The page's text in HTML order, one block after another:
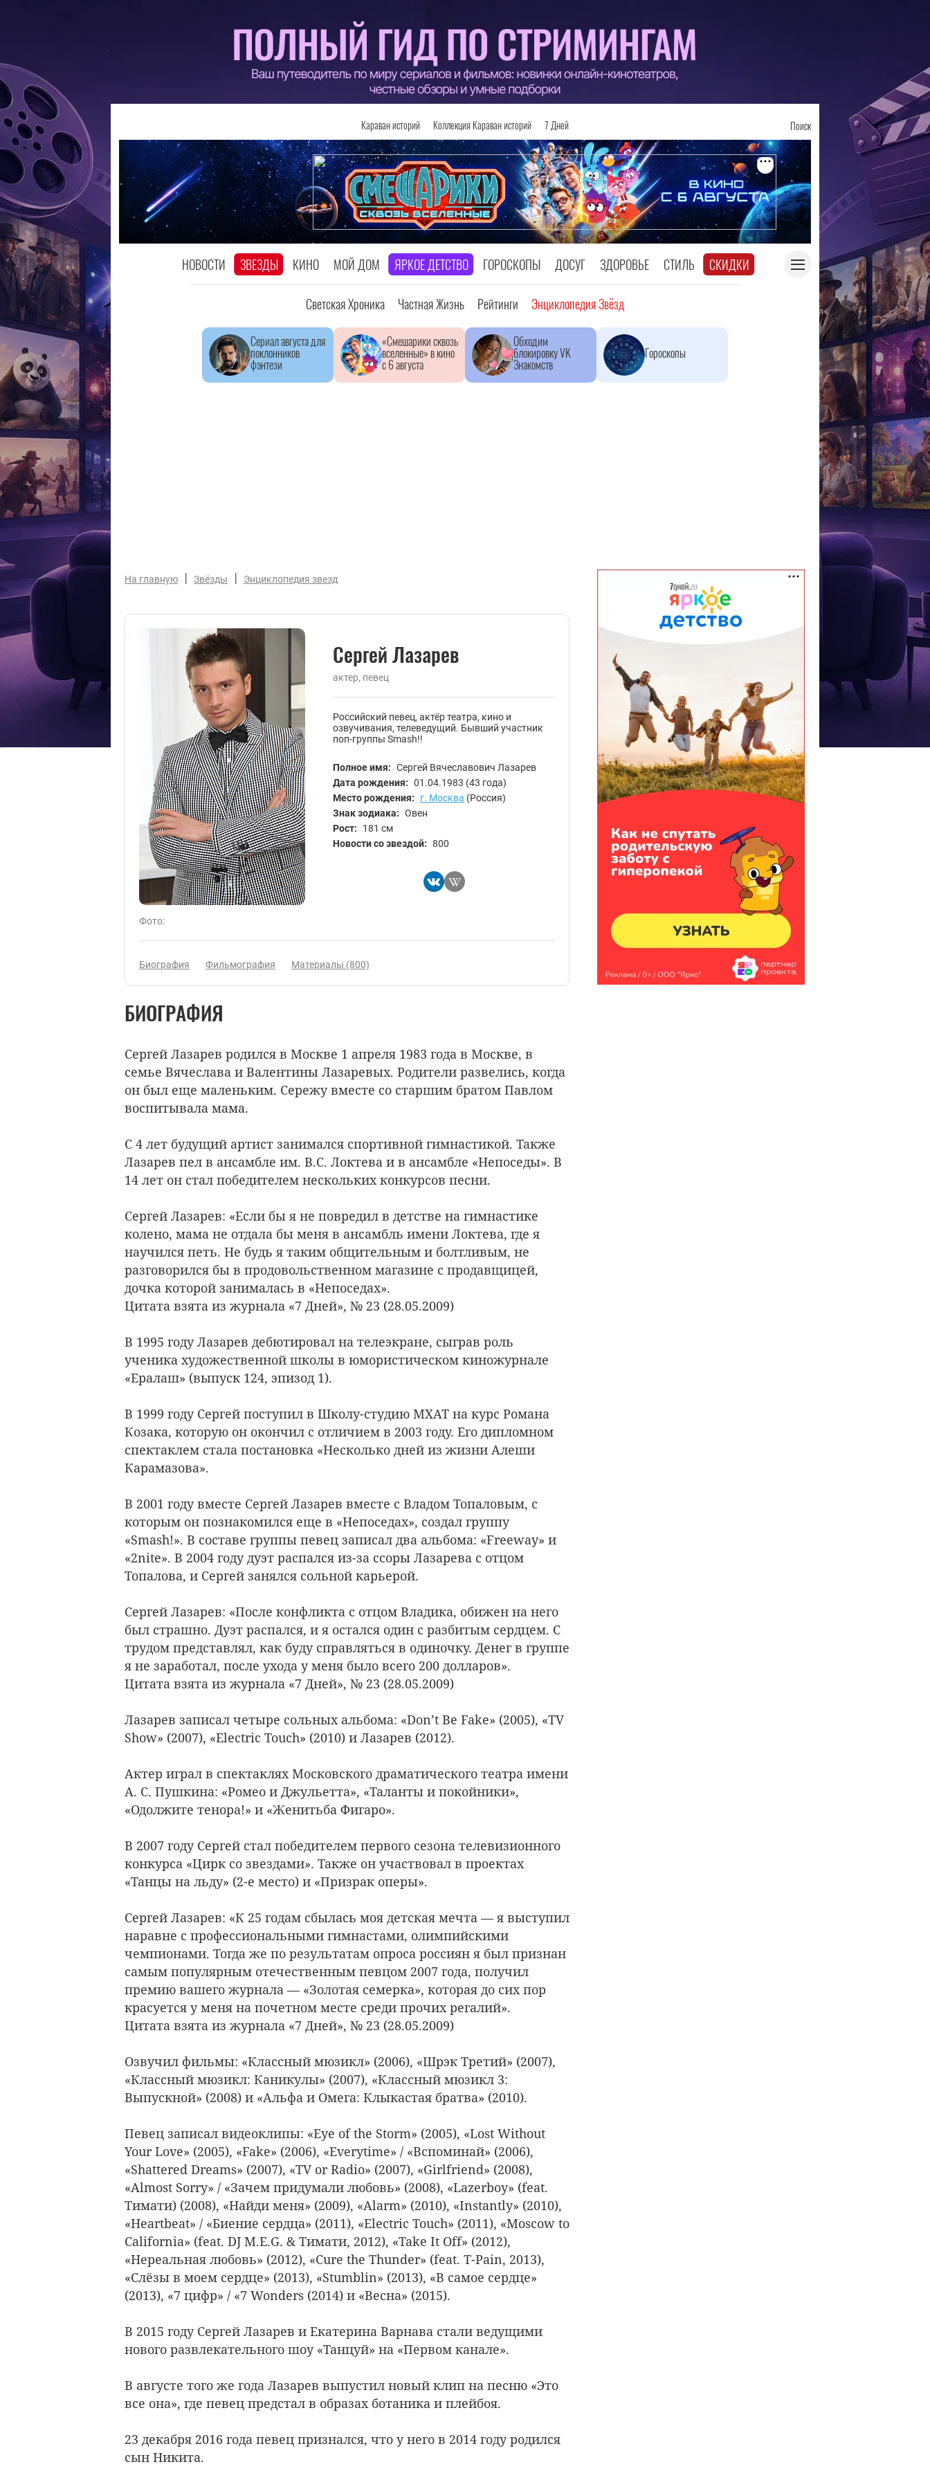
Караван историй Коллекция Караван историй 7 Дней Поиск
НОВОСТИ ЗВЕЗДЫ КИНО МОЙ ДОМ ЯРКОЕ ДЕТСТВО ГОРОСКОПЫ ДОСУГ ЗДОРОВЬЕ СТИЛЬ СКИДКИ
Светская Хроника Частная Жизнь Рейтинги Энциклопедия Звёзд
Сериал августа для
поклонников
фэнтези
«Смешарики сквозь
вселенные» в кино
с 6 августа
Обходим
блокировку VK
Знакомств
Гороскопы
На главную | Звёзды | Энциклопедия звезд
Фото:
Сергей Лазарев
актер, певец
Российский певец, актёр театра, кино и
озвучивания, телеведущий. Бывший участник
поп-группы Smash!!
Полное имя: Сергей Вячеславович Лазарев
Дата рождения: 01.04.1983 (43 года)
Место рождения:
г. Москва (Россия)
Знак зодиака: Овен
Рост:
181 см
Новости со звездой: 800
Биография Фильмография Материалы (800)
БИОГРАФИЯ
Сергей Лазарев родился в Москве 1 апреля 1983 года в Москве, в
семье Вячеслава и Валентины Лазаревых. Родители развелись, когда
он был еще маленьким. Сережу вместе со старшим братом Павлом
воспитывала мама.
С 4 лет будущий артист занимался спортивной гимнастикой. Также
Лазарев пел в ансамбле им. В.С. Локтева и в ансамбле «Непоседы». В
14 лет он стал победителем нескольких конкурсов песни.
Сергей Лазарев: «Если бы я не повредил в детстве на гимнастике
колено, мама не отдала бы меня в ансамбль имени Локтева, где я
научился петь. Не будь я таким общительным и болтливым, не
разговорился бы в продовольственном магазине с продавщицей,
дочка которой занималась в «Непоседах».
Цитата взята из журнала «7 Дней», № 23 (28.05.2009)
В 1995 году Лазарев дебютировал на телеэкране, сыграв роль
ученика художественной школы в юмористическом киножурнале
«Ералаш» (выпуск 124, эпизод 1).
В 1999 году Сергей поступил в Школу-студию МХАТ на курс Романа
Козака, которую он окончил с отличием в 2003 году. Его дипломном
спектаклем стала постановка «Несколько дней из жизни Алеши
Карамазова».
В 2001 году вместе Сергей Лазарев вместе с Владом Топаловым, с
которым он познакомился еще в «Непоседах», создал группу
«Smash!». В составе группы певец записал два альбома: «Freeway» и
«2nite». В 2004 году дуэт распался из-за ссоры Лазарева с отцом
Топалова, и Сергей занялся сольной карьерой.
Сергей Лазарев: «После конфликта с отцом Владика, обижен на него
был страшно. Дуэт распался, и я остался один с разбитым сердцем. С
трудом представлял, как буду справляться в одиночку. Денег в группе
я не заработал, после ухода у меня было всего 200 долларов».
Цитата взята из журнала «7 Дней», № 23 (28.05.2009)
Лазарев записал четыре сольных альбома: «Don’t Be Fake» (2005), «TV
Show» (2007), «Electric Touch» (2010) и Лазарев (2012).
Актер играл в спектаклях Московского драматического театра имени
А. С. Пушкина: «Ромео и Джульетта», «Таланты и покойники»,
«Одолжите тенора!» и «Женитьба Фигаро».
В 2007 году Сергей стал победителем первого сезона телевизионного
конкурса «Цирк со звездами». Также он участвовал в проектах
«Танцы на льду» (2-е место) и «Призрак оперы».
Сергей Лазарев: «К 25 годам сбылась моя детская мечта — я выступил
наравне с профессиональными гимнастами, олимпийскими
чемпионами. Тогда же по результатам опроса россиян я был признан
самым популярным отечественным певцом 2007 года, получил
премию вашего журнала — «Золотая семерка», которая до сих пор
красуется у меня на почетном месте среди прочих регалий».
Цитата взята из журнала «7 Дней», № 23 (28.05.2009)
Озвучил фильмы: «Классный мюзикл» (2006), «Шрэк Третий» (2007),
«Классный мюзикл: Каникулы» (2007), «Классный мюзикл 3:
Выпускной» (2008) и «Альфа и Омега: Клыкастая братва» (2010).
Певец записал видеоклипы: «Eye of the Storm» (2005), «Lost Without
Your Love» (2005), «Fake» (2006), «Everytime» / «Вспоминай» (2006),
«Shattered Dreams» (2007), «TV or Radio» (2007), «Girlfriend» (2008),
«Almost Sorry» / «Зачем придумали любовь» (2008), «Lazerboy» (feat.
Тимати) (2008), «Найди меня» (2009), «Alarm» (2010), «Instantly» (2010),
«Heartbeat» / «Биение сердца» (2011), «Electric Touch» (2011), «Moscow to
California» (feat. DJ M.E.G. & Тимати, 2012), «Take It Off» (2012),
«Нереальная любовь» (2012), «Cure the Thunder» (feat. T-Pain, 2013),
«Слёзы в моем сердце» (2013), «Stumblin» (2013), «В самое сердце»
(2013), «7 цифр» / «7 Wonders (2014) и «Весна» (2015).
В 2015 году Сергей Лазарев и Екатерина Варнава стали ведущими
нового развлекательного шоу «Танцуй» на «Первом канале».
В августе того же года Лазарев выпустил новый клип на песню «Это
все она», где певец предстал в образах ботаника и плейбоя.
23 декабря 2016 года певец признался, что у него в 2014 году родился
сын Никита.